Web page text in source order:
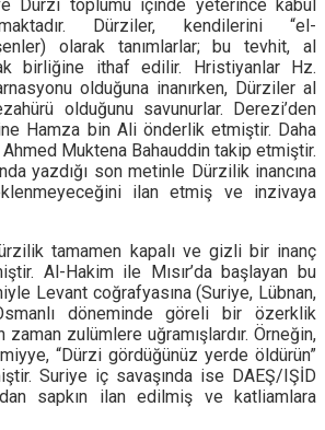
Dürzi toplumu içinde yeterince kabul
Dürziler, kendilerini “el-
olarak tanımlarlar; bu tevhit, al
birliğine ithaf edilir. Hristiyanlar Hz.
olduğuna inanırken, Dürziler al
olduğunu savunurlar. Derezi’den
Hamza bin Ali önderlik etmiştir. Daha
Muktena Bahauddin takip etmiştir.
yazdığı son metinle Dürzilik inancına
ilan etmiş ve inzivaya
tamamen kapalı ve gizli bir inanç
Al-Hakim ile Mısır’da başlayan bu
Levant coğrafyasına (Suriye, Lübnan,
döneminde göreli bir özerklik
zaman zulümlere uğramışlardır. Örneğin,
“Dürzi gördüğünüz yerde öldürün”
Suriye iç savaşında ise DAEŞ/IŞİD
sapkın ilan edilmiş ve katliamlara